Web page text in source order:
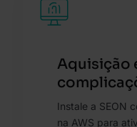
Aquisição
Instale a SEON
na AWS para